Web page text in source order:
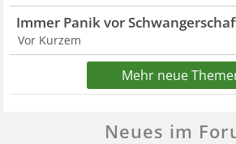
Immer Panik vor
Vor Kurzem
Mehr neue
Neues im